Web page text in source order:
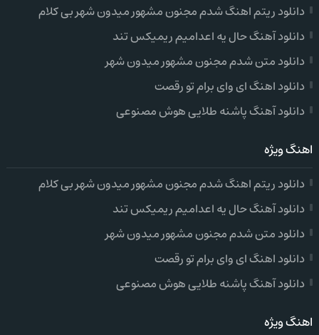
دانلود ریتم اهنگ شدم مجنون مشهور میدون شهر بی کلام
دانلود آهنگ حال یه اعدامیم ریمیکس تند
دانلود متن شدم مجنون مشهور میدون شهر
دانلود اهنگ ای وای برام تو رقصت
دانلود آهنگ پاشنه طلایی هوش مصنوعی
اهنگ ویژه
دانلود ریتم اهنگ شدم مجنون مشهور میدون شهر بی کلام
دانلود آهنگ حال یه اعدامیم ریمیکس تند
دانلود متن شدم مجنون مشهور میدون شهر
دانلود اهنگ ای وای برام تو رقصت
دانلود آهنگ پاشنه طلایی هوش مصنوعی
اهنگ ویژه